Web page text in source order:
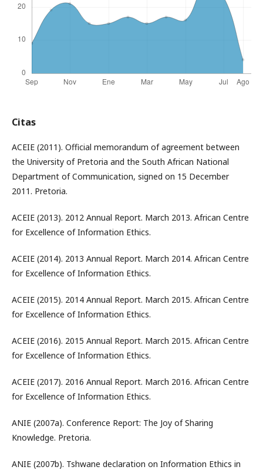
Citas
ACEIE (2011). Official memorandum of agreement between
the University of Pretoria and the South African National
Department of Communication, signed on 15 December
2011. Pretoria.
ACEIE (2013). 2012 Annual Report. March 2013. African Centre
for Excellence of Information Ethics.
ACEIE (2014). 2013 Annual Report. March 2014. African Centre
for Excellence of Information Ethics.
ACEIE (2015). 2014 Annual Report. March 2015. African Centre
for Excellence of Information Ethics.
ACEIE (2016). 2015 Annual Report. March 2015. African Centre
for Excellence of Information Ethics.
ACEIE (2017). 2016 Annual Report. March 2016. African Centre
for Excellence of Information Ethics.
ANIE (2007a). Conference Report: The Joy of Sharing
Knowledge. Pretoria.
ANIE (2007b). Tshwane declaration on Information Ethics in